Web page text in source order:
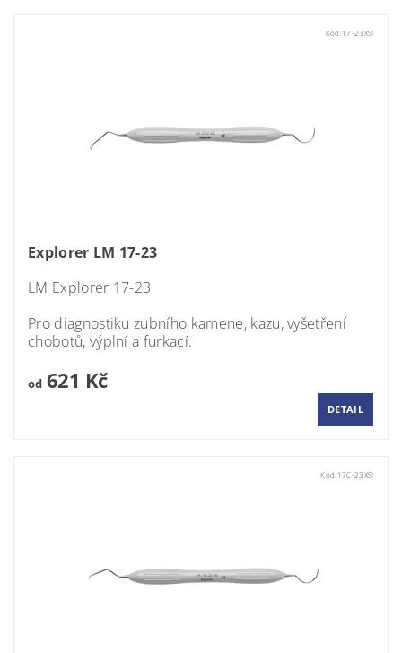
Kód:17-23XSI
Explorer LM 17-23
LM Explorer 17-23
Pro diagnostiku zubního kamene, kazu, vyšetření
chobotů, výplní a furkací.
od621 Kč
DETAIL
Kód: 17C-23XSI